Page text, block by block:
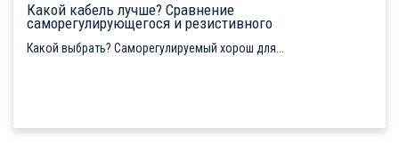
Какой кабель лучше? Сравнение
саморегулирующегося и резистивного
Какой выбрать? Саморегулируемый хорош для...